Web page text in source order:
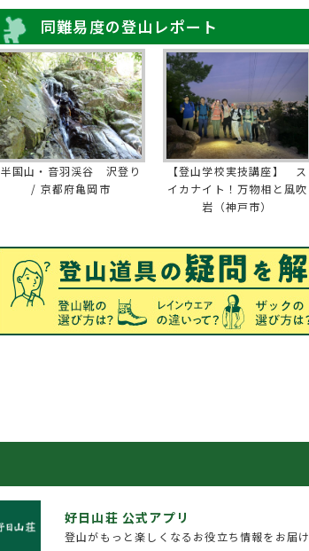
同難易度の登山レポート
半国山・音羽渓谷 沢登り
/ 京都府亀岡市
【登山学校実技講座】 ス
イカナイト！万物相と風吹
岩（神戸市）
好日山荘 公式アプリ
登山がもっと楽しくなるお役立ち情報をお届け